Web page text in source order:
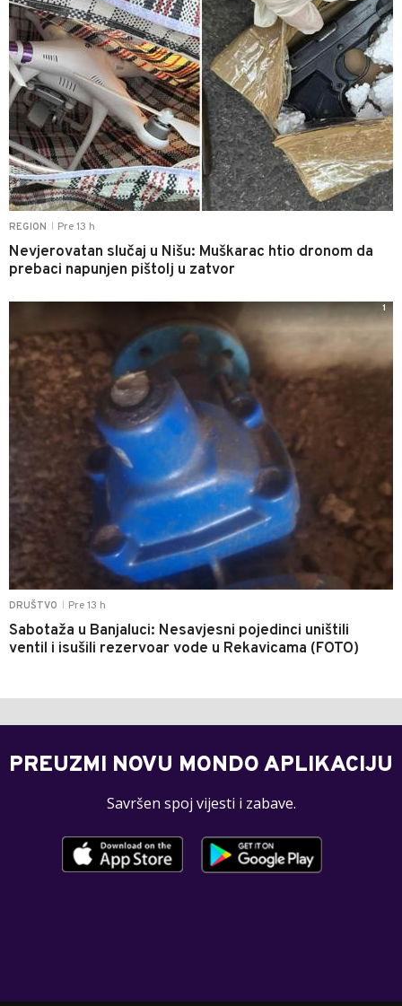
REGION Pre 13 h
Nevjerovatan slučaj u Nišu: Muškarac htio dronom da
prebaci napunjen pištolj u zatvor
DRUŠTVO Pre 13 h
Sabotaža u Banjaluci: Nesavjesni pojedinci uništili
ventil i isušili rezervoar vode u Rekavicama (FOTO)
1
PREUZMI NOVU MONDO APLIKACIJU
Savršen spoj vijesti i zabave.